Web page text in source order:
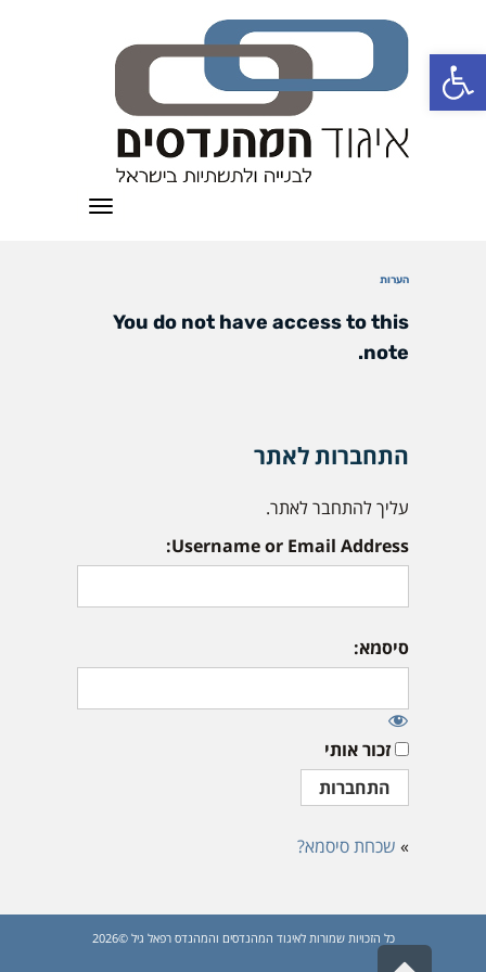
פתח סרגל נגישות
תפריט
הערות
You do not have access to this
note.
התחברות לאתר
עליך להתחבר לאתר.
Username or Email Address:
סיסמא:
זכור אותי
» שכחת סיסמא?
כל הזכויות שמורות לאיגוד המהנדסים והמהנדס רפאל גיל ©2026